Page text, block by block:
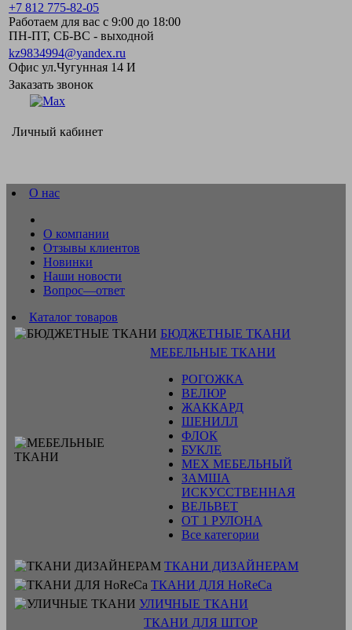
+7 812 775-82-05
Работаем для вас с 9:00 до 18:00
ПН-ПТ, СБ-ВС - выходной
kz9834994@yandex.ru
Офис ул.Чугунная 14 И
Заказать звонок
Личный кабинет
О нас
О компании
Отзывы клиентов
Новинки
Наши новости
Вопрос—ответ
Каталог товаров
БЮДЖЕТНЫЕ ТКАНИ
МЕБЕЛЬНЫЕ ТКАНИ
РОГОЖКА
ВЕЛЮР
ЖАККАРД
ШЕНИЛЛ
ФЛОК
БУКЛЕ
МЕХ МЕБЕЛЬНЫЙ
ЗАМША
ИСКУССТВЕННАЯ
ВЕЛЬВЕТ
ОТ 1 РУЛОНА
Все категории
ТКАНИ ДИЗАЙНЕРАМ
ТКАНИ ДЛЯ HoReCa
УЛИЧНЫЕ ТКАНИ
ТКАНИ ДЛЯ ШТОР